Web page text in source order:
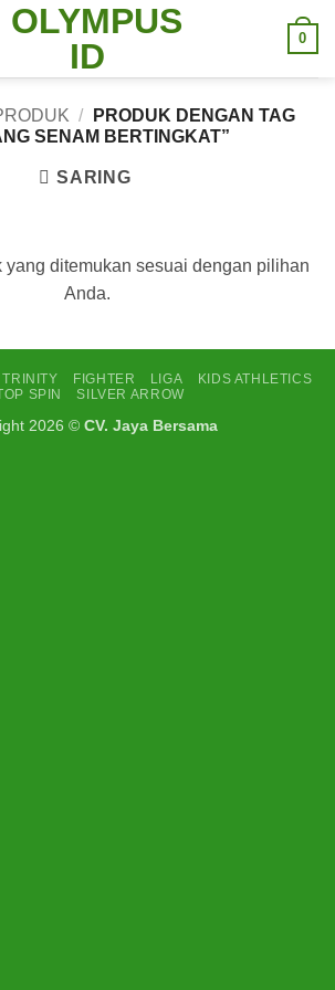
0
/
PRODUK DENGAN TAG
SENAM BERTINGKAT”
SARING
yang ditemukan sesuai dengan pilihan
Anda.
TRINITY FIGHTER LIGA
KIDS ATHLETICS
SPIN
SILVER ARROW
2026 © CV. Jaya Bersama